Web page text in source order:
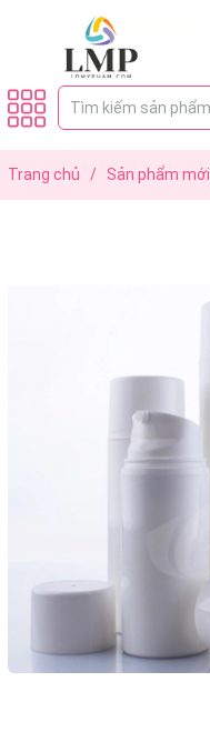
Trang chủ / Sản phẩm mới